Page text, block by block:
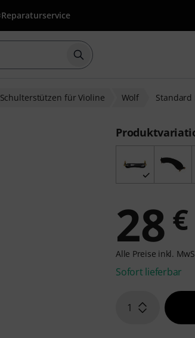
Reparaturservice
Suche mit Suchwort
Schulterstützen für Violine Wolf Standard
28 €
Alle Preise inkl.
Sofort lieferbar
1